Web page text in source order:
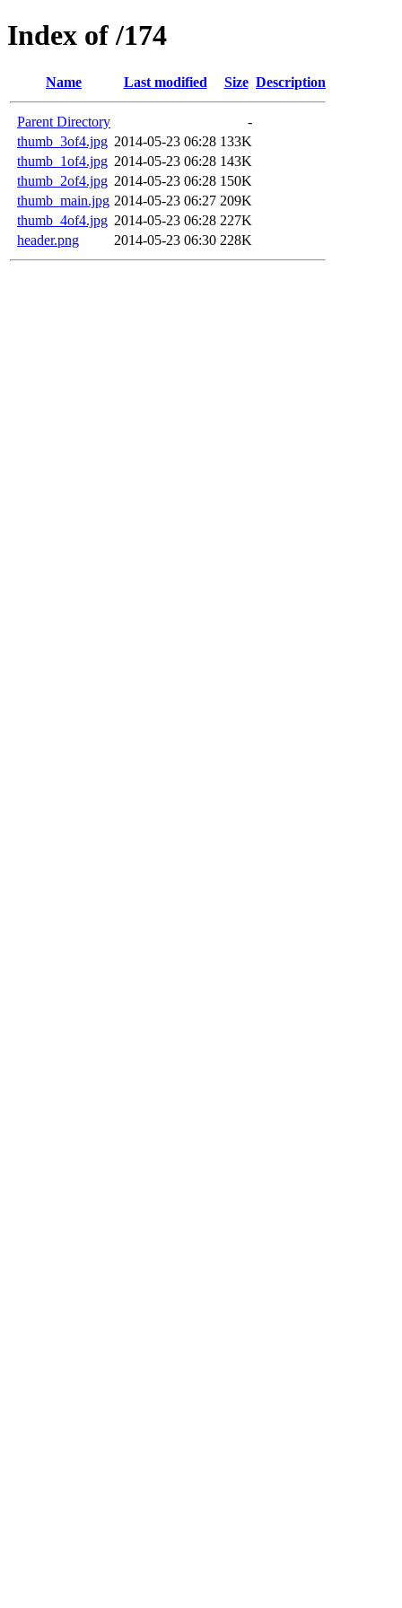
Index of /174
Name Last modified Size Description
Parent Directory
-
thumb_3of4.jpg 2014-05-23 06:28 133K
thumb_1of4.jpg 2014-05-23 06:28 143K
thumb_2of4.jpg 2014-05-23 06:28 150K
thumb_main.jpg 2014-05-23 06:27 209K
thumb_4of4.jpg 2014-05-23 06:28 227K
header.png
2014-05-23 06:30 228K